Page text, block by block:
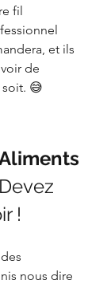
fil
et ils
de
😅
!
nous dire